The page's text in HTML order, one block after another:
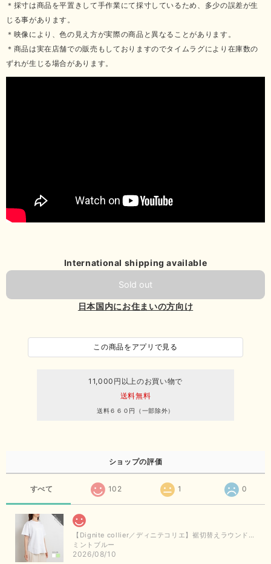
＊採寸は商品を平置きして手作業にて採寸しているため、多少の誤差が生
じる事があります。
＊映像により、色の見え方が実際の商品と異なることがあります。
＊商品は実在店舗での販売もしておりますのでタイムラグにより在庫数の
ずれが生じる場合があります。
International shipping available
Sold out
日本国内にお住まいの方向け
この商品をアプリで見る
11,000円以上のお買い物で
送料無料
送料６６０円（一部除外）
ショップの評価
すべて 102 1 0
【Dignite collier／ディニテコリエ】裾切替えラウンドヘムTシャツ
ミントブルー
2026/08/10